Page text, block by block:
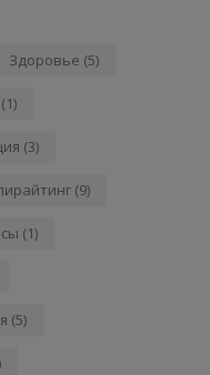
Здоровье (5)
(1)
(3)
(9)
(1)
(5)